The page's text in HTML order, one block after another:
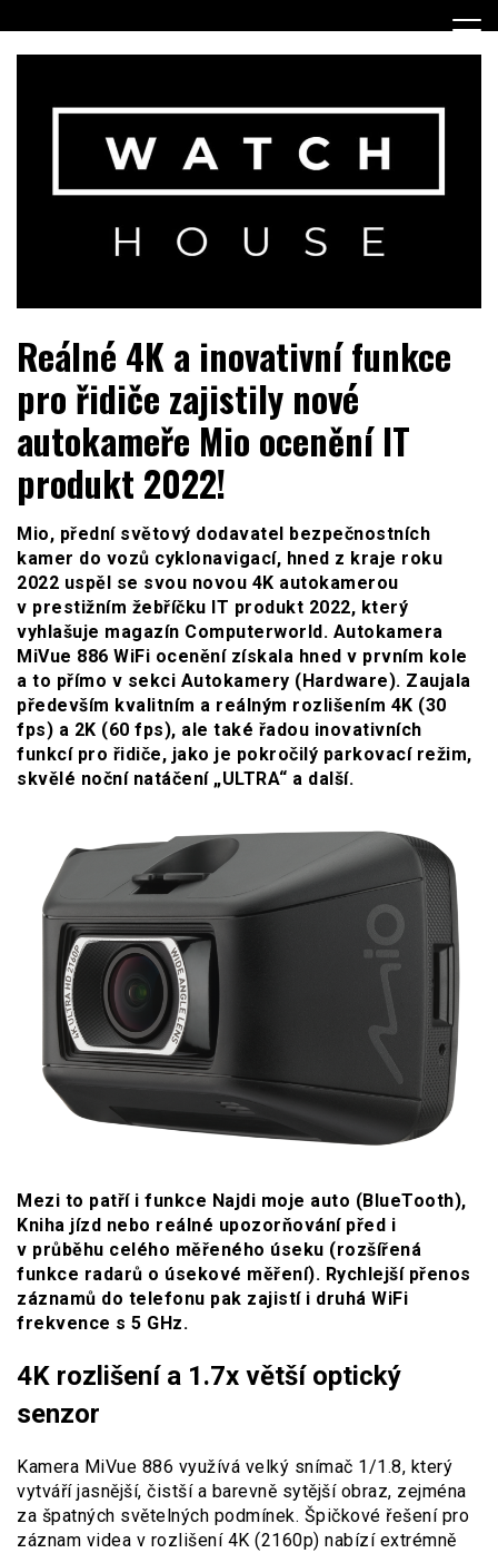
to
content
WatchHouse.cz
Reálné 4K a inovativní funkce
pro řidiče zajistily nové
autokameře Mio ocenění IT
produkt 2022!
Mio, přední světový dodavatel bezpečnostních
kamer do vozů cyklonavigací, hned z kraje roku
2022 uspěl se svou novou 4K autokamerou
v prestižním žebříčku IT produkt 2022, který
vyhlašuje magazín Computerworld. Autokamera
MiVue 886 WiFi ocenění získala hned v prvním kole
a to přímo v sekci Autokamery (Hardware). Zaujala
především kvalitním a reálným rozlišením 4K (30
fps) a 2K (60 fps), ale také řadou inovativních
funkcí pro řidiče, jako je pokročilý parkovací režim,
skvělé noční natáčení „ULTRA“ a další.
Mezi to patří i funkce Najdi moje auto (BlueTooth),
Kniha jízd nebo reálné upozorňování před i
v průběhu celého měřeného úseku (rozšířená
funkce radarů o úsekové měření). Rychlejší přenos
záznamů do telefonu pak zajistí i druhá WiFi
frekvence s 5 GHz.
4K rozlišení a 1.7x větší optický
senzor
Kamera MiVue 886 využívá velký snímač 1/1.8, který
vytváří jasnější, čistší a barevně sytější obraz, zejména
za špatných světelných podmínek. Špičkové řešení pro
záznam videa v rozlišení 4K (2160p) nabízí extrémně